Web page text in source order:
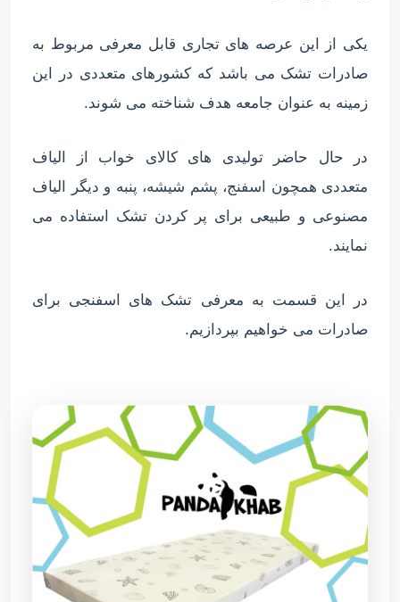
یکی از این عرصه های تجاری قابل معرفی مربوط به
صادرات تشک می باشد که کشورهای متعددی در این
زمینه به عنوان جامعه هدف شناخته می شوند.
در حال حاضر تولیدی های کالای خواب از الیاف
متعددی همچون اسفنج، پشم شیشه، پنبه و دیگر الیاف
مصنوعی و طبیعی برای پر کردن تشک استفاده می
نمایند.
در این قسمت به معرفی تشک های اسفنجی برای
صادرات می خواهیم بپردازیم.